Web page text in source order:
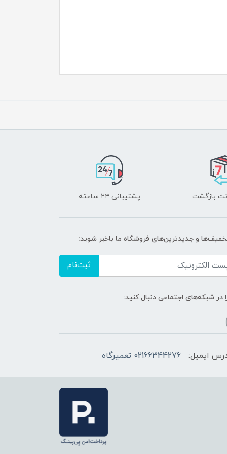
پشتیبانی ۲۴ ساعته
و جدیدترین‌های فروشگاه ما باخبر شوید:
ثبت‌نام
در شبکه‌های اجتماعی دنبال کنید:
ایمیل: 02166344276 تعمیرگاه